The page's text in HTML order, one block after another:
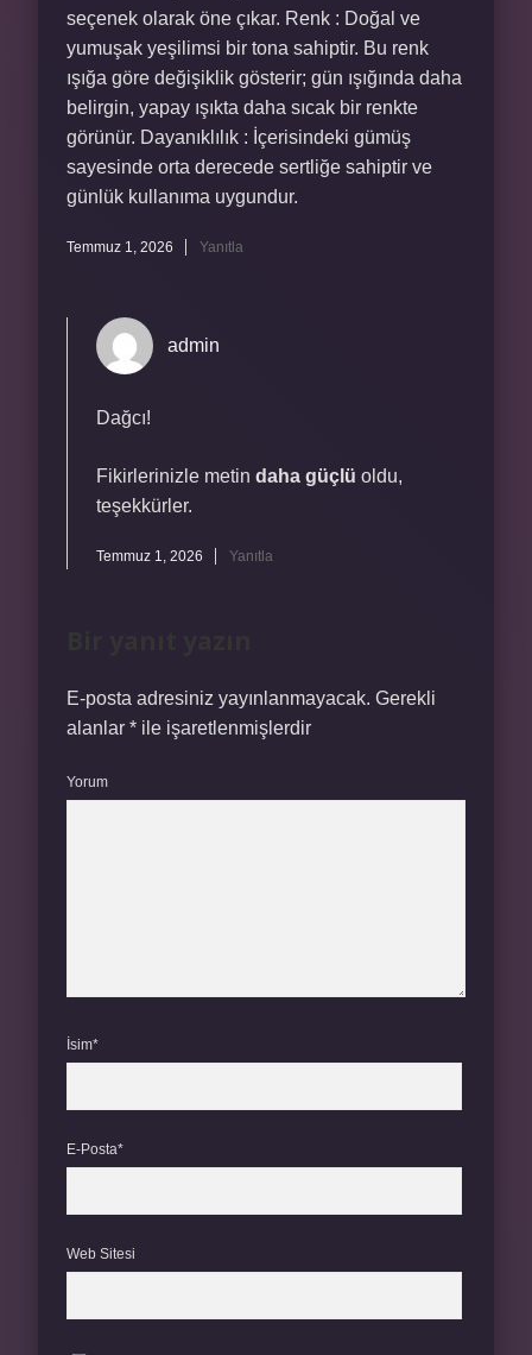
seçenek olarak öne çıkar. Renk : Doğal ve
yumuşak yeşilimsi bir tona sahiptir. Bu renk
ışığa göre değişiklik gösterir; gün ışığında daha
belirgin, yapay ışıkta daha sıcak bir renkte
görünür. Dayanıklılık : İçerisindeki gümüş
sayesinde orta derecede sertliğe sahiptir ve
günlük kullanıma uygundur.
Temmuz 1, 2026 Yanıtla
admin
Dağcı!
Fikirlerinizle metin daha güçlü oldu,
teşekkürler.
Temmuz 1, 2026 Yanıtla
E-posta adresiniz yayınlanmayacak. Gerekli
alanlar * ile işaretlenmişlerdir
Yorum
İsim*
E-Posta*
Web Sitesi